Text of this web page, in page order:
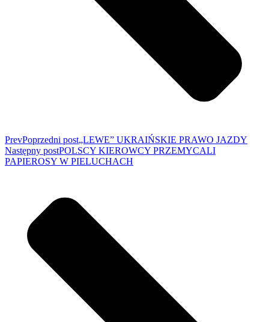
PrevPoprzedni post„LEWE” UKRAIŃSKIE PRAWO JAZDY
Następny postPOLSCY KIEROWCY PRZEMYCALI
PAPIEROSY W PIELUCHACH